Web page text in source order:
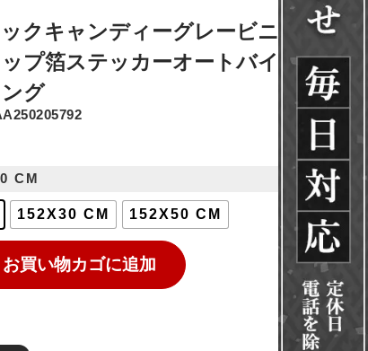
クキャンディーグレービニールフィ
プ箔ステッカーオートバイ 車両自転
グ
CM
152X30 CM 152X50 CM
お買い物カゴに追加